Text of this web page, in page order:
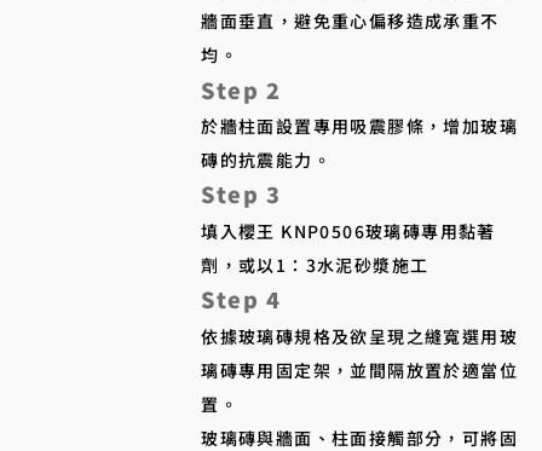
牆面垂直，避免重心偏移造成承重不
均。
Step 2
於牆柱面設置專用吸震膠條，增加玻璃
磚的抗震能力。
Step 3
填入櫻王 KNP0506玻璃磚專用黏著
劑，或以1：3水泥砂漿施工
Step 4
依據玻璃磚規格及欲呈現之縫寬選用玻
璃磚專用固定架，並間隔放置於適當位
置。
玻璃磚與牆面、柱面接觸部分，可將固